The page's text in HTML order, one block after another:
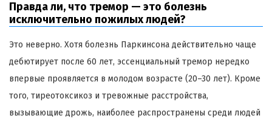
Правда ли, что тремор — это болезнь
исключительно пожилых людей?
Это неверно. Хотя болезнь Паркинсона действительно чаще
дебютирует после 60 лет, эссенциальный тремор нередко
впервые проявляется в молодом возрасте (20–30 лет). Кроме
того, тиреотоксикоз и тревожные расстройства,
вызывающие дрожь, наиболее распространены среди людей